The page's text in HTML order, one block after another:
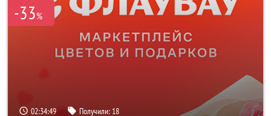
-33%
02:34:47 Получили: 18